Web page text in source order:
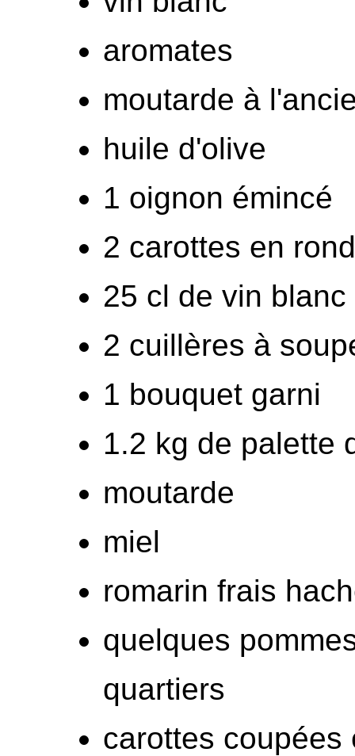
aromates
moutarde à
huile d'olive
1 oignon émincé
2 carottes en
25 cl de vin blanc
2 cuillères à
1 bouquet garni
1.2 kg de palette
moutarde
miel
romarin frais
quelques
quartiers
carottes coupées